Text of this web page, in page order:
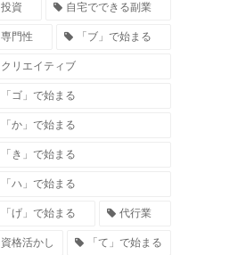
投資 自宅でできる副業
専門性 「ブ」で始まる
クリエイティブ
「ゴ」で始まる
「か」で始まる
「き」で始まる
「ハ」で始まる
「げ」で始まる 代行業
資格活かし 「て」で始まる